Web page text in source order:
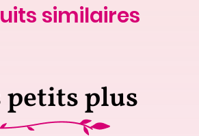
similaires
petits plus